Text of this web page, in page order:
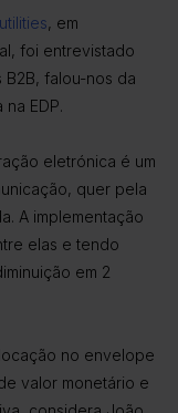
utilities, em
foi entrevistado
falou-nos da
EDP.
eletrónica é um
quer pela
A implementação
elas e tendo
em 2
no envelope
valor monetário e